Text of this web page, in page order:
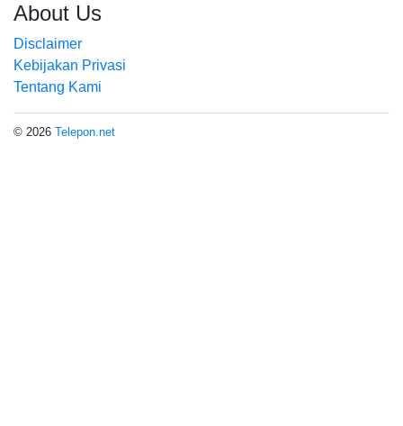
About Us
Disclaimer
Kebijakan Privasi
Tentang Kami
© 2026 Telepon.net